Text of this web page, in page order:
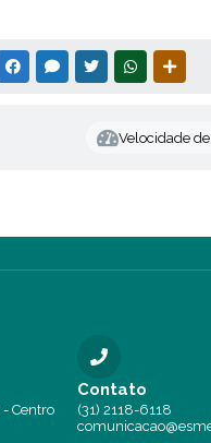
FACEBOOKMESSENGER
TWITTERWHATSAPP
Velocidade
- Centro
Contato
(31) 2118-6118